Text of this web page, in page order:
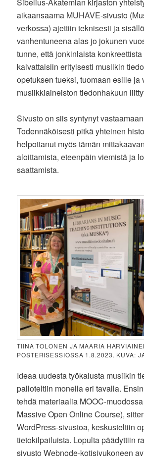
aikaansaama MUHAVE-sivusto
verkossa) ajettiin teknisesti ja
vanhentuneena alas jo jokunen
tunne, että jonkinlaista
kaivattaisiin erityisesti musiikin
opetuksen tueksi, tuomaan esille ja
musiikkiaineiston tiedonhakuun
Sivusto on siis syntynyt
Todennäköisesti pitkä yhteinen
helpottanut myös tämän
aloittamista, eteenpäin viemistä ja
saattamista.
TIINA TOLONEN JA MAARIA
POSTERISESSIOSSA 1.8.2023. KUVA:
Ideaa uudesta työkalusta musiikin
palloteltiin monella eri tavalla.
tehdä materiaalia MOOC-
Massive Open Online Course),
WordPress-sivustoa, keskusteltiin
tietokilpailuista. Lopulta päädyttiin
sivusto Webnode-kotisivukoneen